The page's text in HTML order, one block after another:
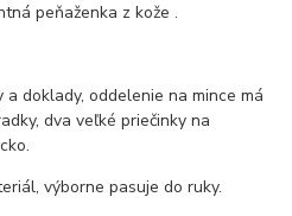
peňaženka z kože .
doklady, oddelenie na mince má
dva veľké priečinky na
výborne pasuje do ruky.